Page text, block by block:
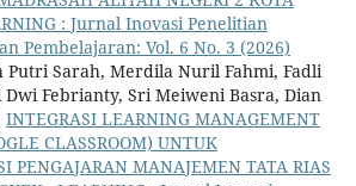
: Jurnal Inovasi Penelitian
Pembelajaran: Vol. 6 No. 3 (2026)
Putri Sarah, Merdila Nuril Fahmi, Fadli
Febrianty, Sri Meiweni Basra, Dian
INTEGRASI LEARNING MANAGEMENT
CLASSROOM) UNTUK
PENGAJARAN MANAJEMEN TATA RIAS